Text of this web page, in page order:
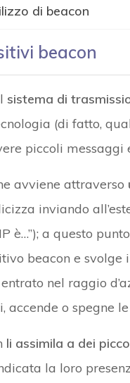
di beacon
beacon
sistema di
(di fatto,
piccoli messaggi
avviene attraverso
inviando
è…”); a questo
beacon e
nel raggio
o spegne le
li assimila a dei
la loro